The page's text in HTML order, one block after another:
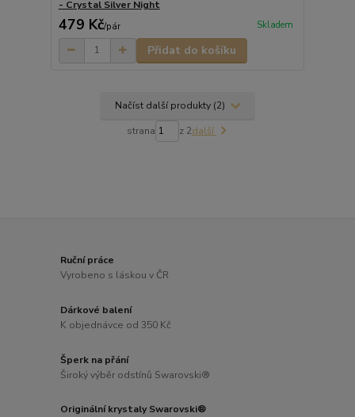
- Crystal Silver Night
479 Kč/pár Skladem
Přidat do košíku
Načíst další produkty (2)
strana z 2další
Ruční práce
Vyrobeno s láskou v ČR
Dárkové balení
K objednávce od 350 Kč
Šperk na přání
Široký výběr odstínů Swarovski®
Originální krystaly Swarovski®